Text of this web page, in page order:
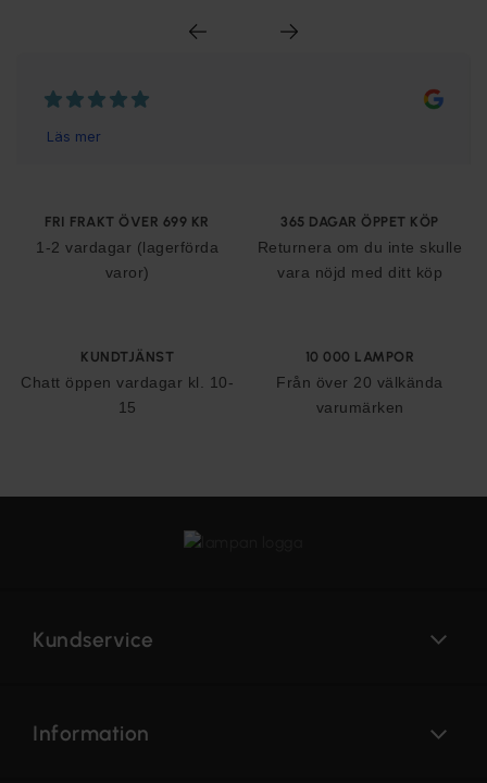
FRI FRAKT ÖVER 699 KR
1-2 vardagar (lagerförda
varor)
365 DAGAR ÖPPET KÖP
Returnera om du inte skulle
vara nöjd med ditt köp
KUNDTJÄNST
Chatt öppen vardagar kl. 10-
15
10 000 LAMPOR
Från över 20 välkända
varumärken
Kundservice
Information